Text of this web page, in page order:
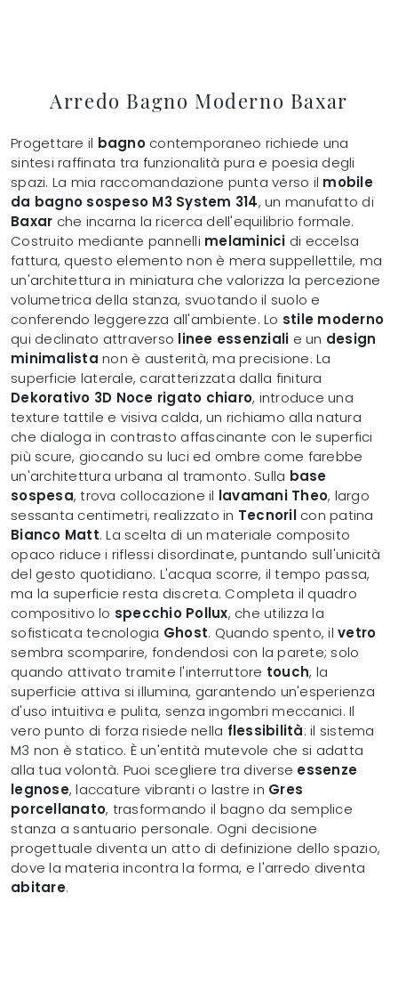
Arredo Bagno Moderno Baxar
Progettare il bagnocontemporaneo richiede una
sintesi raffinata tra funzionalità pura e poesia degli
spazi. La mia raccomandazione punta verso il mobile
da bagno sospeso M3 System 314, un manufatto di
Baxar che incarna la ricerca dell'equilibrio formale.
Costruito mediante pannelli melaminici di eccelsa
fattura, questo elemento non è mera suppellettile, ma
un'architettura in miniatura che valorizza la percezione
volumetrica della stanza, svuotando il suolo e
conferendo leggerezza all'ambiente. Lo stile moderno
qui declinato attraverso linee essenziali e un design
minimalista non è austerità, ma precisione. La
superficie laterale, caratterizzata dalla finitura
Dekorativo 3D Noce rigato chiaro, introduce una
texture tattile e visiva calda, un richiamo alla natura
che dialoga in contrasto affascinante con le superfici
più scure, giocando su luci ed ombre come farebbe
un'architettura urbana al tramonto. Sulla base
sospesa, trova collocazione il lavamani Theo, largo
sessanta centimetri, realizzato in Tecnorilcon patina
Bianco Matt. La scelta di un materiale composito
opaco riduce i riflessi disordinate, puntando sull'unicità
del gesto quotidiano. L'acqua scorre, il tempo passa,
ma la superficie resta discreta. Completa il quadro
compositivo lo specchio Pollux, che utilizza la
sofisticata tecnologia Ghost. Quando spento, il vetro
sembra scomparire, fondendosi con la parete; solo
quando attivato tramite l'interruttore touch, la
superficie attiva si illumina, garantendo un'esperienza
d'uso intuitiva e pulita, senza ingombri meccanici. Il
vero punto di forza risiede nella flessibilità: il sistema
M3 non è statico. È un'entità mutevole che si adatta
alla tua volontà. Puoi scegliere tra diverse essenze
legnose, laccature vibranti o lastre in Gres
porcellanato, trasformando il bagno da semplice
stanza a santuario personale. Ogni decisione
progettuale diventa un atto di definizione dello spazio,
dove la materia incontra la forma, e l'arredo diventa
abitare.